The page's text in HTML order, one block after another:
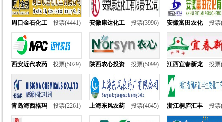
周口金石化工 投票(4441) 安徽康达化工 投票(3996) 安徽富田农化 投票
西安近代农药 投票(5029) 陕西农心投资 投票(5099) 江西宜春新龙 投票
青岛海西格玛 投票(2261) 上海东风农药 投票(4645) 浙江桐庐汇丰 投票